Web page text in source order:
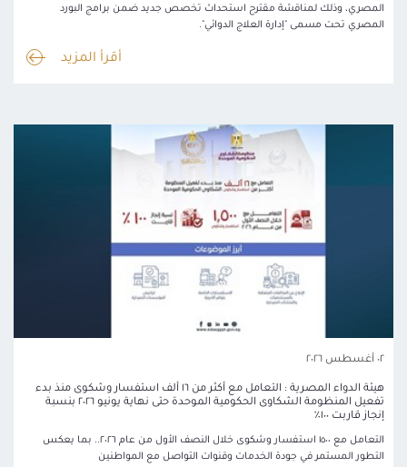
المصري، وذلك لمناقشة مقترح استحداث تخصص جديد ضمن برامج البورد
المصري تحت مسمى "إدارة العلاج الدوائي".
أقرأ المزيد
٠٢ أغسطس ٢٠٢٦
هيئة الدواء المصرية : التعامل مع أكثر من ١٦ ألف استفسار وشكوى منذ بدء
تفعيل المنظومة الشكاوى الحكومية الموحدة حتى نهاية يونيو ٢٠٢٦ بنسبة
إنجاز قاربت ١٠٠٪
التعامل مع ١٥٠٠ استفسار وشكوى خلال النصف الأول من عام ٢٠٢٦.. بما يعكس
التطور المستمر في جودة الخدمات وقنوات التواصل مع المواطنين